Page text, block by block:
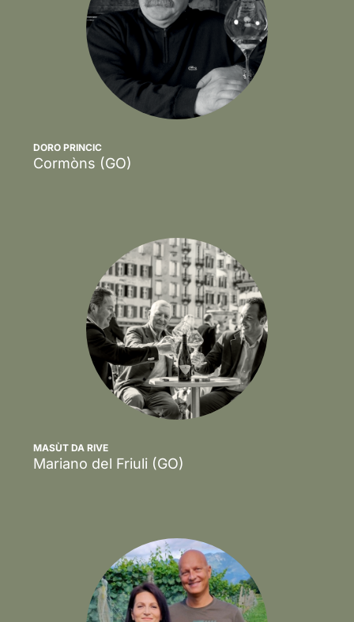
DORO PRINCIC
Cormòns (GO)
MASÙT DA RIVE
Mariano del Friuli (GO)
Scopri